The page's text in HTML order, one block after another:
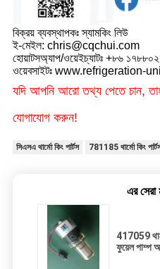
বিক্রয় ব্যবস্থাপকঃ স্যামকিং লিউ
ই-মেইল: chris@cqchui.com
হোয়াটসঅ্যাপ/ওয়েইচ্যাটঃ +৮৬
ওয়েবসাইটঃ www.refrigeration-
যদি আপনি আরো তথ্য পেতে চান,
যোগাযোগ করুন!
সিএসএ থার্মো কিং পার্টস 781185 থার্মো কিং
এর সেরা
417059
ফুয়েল পাম্প